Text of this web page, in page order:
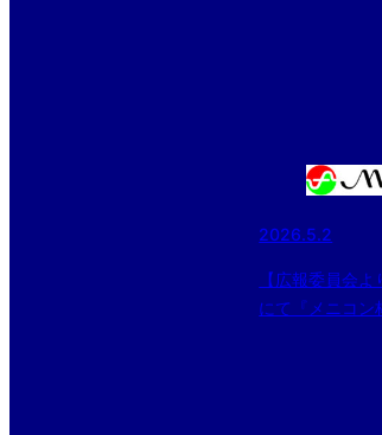
2026.5.2
【広報委員会
にて『メニコ